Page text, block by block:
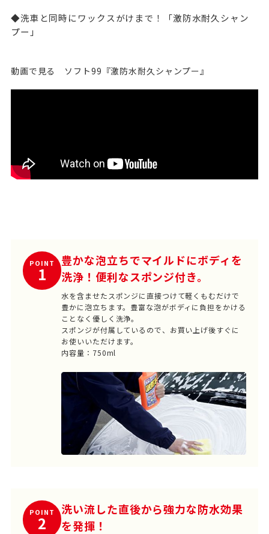
◆洗車と同時にワックスがけまで！「激防水耐久シャン
プー」
動画で見る ソフト99『激防水耐久シャンプー』
POINT
1
豊かな泡立ちでマイルドにボディを
洗浄！便利なスポンジ付き。
水を含ませたスポンジに直接つけて軽くもむだけで
豊かに泡立ちます。豊富な泡がボディに負担をかける
ことなく優しく洗浄。
スポンジが付属しているので、お買い上げ後すぐに
お使いいただけます。
内容量：750ml
POINT
2
洗い流した直後から強力な防水効果
を発揮！